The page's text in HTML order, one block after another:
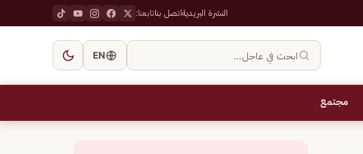
النشرة البريديةاتصل بناتابعنا:
ابحث في عاجل… EN
مجتمع